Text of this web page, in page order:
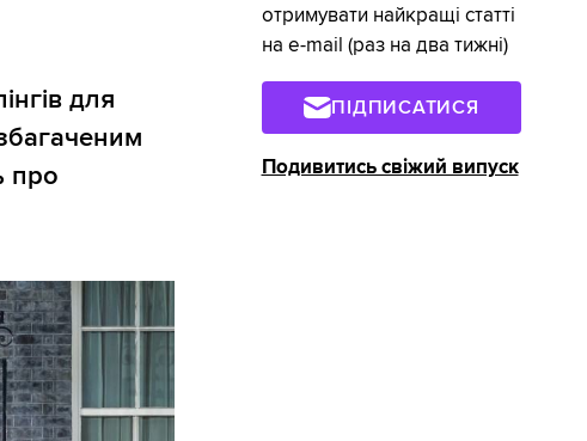
для
про
отримувати найкращі статті
на e-mail (раз на два тижні)
ПІДПИСАТИСЯ
Подивитись свіжий випуск